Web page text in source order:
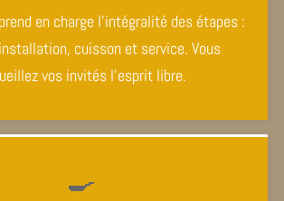
en charge l’intégralité des étapes :
cuisson et service. Vous
vos invités l’esprit libre.
🍳